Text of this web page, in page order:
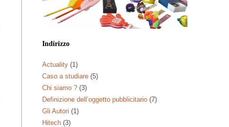
Indirizzo
Actuality (1)
Caso a studiare (5)
Chi siamo ? (3)
Definizione dell’oggetto pubblicitario (7)
Gli Autori (1)
Hitech (3)